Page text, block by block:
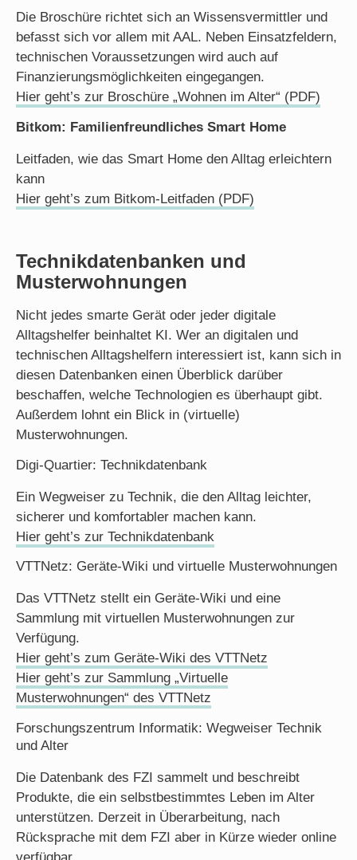
Die Broschüre richtet sich an Wissensvermittler und
befasst sich vor allem mit AAL. Neben Einsatzfeldern,
technischen Voraussetzungen wird auch auf
Finanzierungsmöglichkeiten eingegangen.
Hier geht’s zur Broschüre „Wohnen im Alter“ (PDF)
Bitkom: Familienfreundliches Smart Home
Leitfaden, wie das Smart Home den Alltag erleichtern
kann
Hier geht’s zum Bitkom-Leitfaden (PDF)
Technikdatenbanken und
Musterwohnungen
Nicht jedes smarte Gerät oder jeder digitale
Alltagshelfer beinhaltet KI. Wer an digitalen und
technischen Alltagshelfern interessiert ist, kann sich in
diesen Datenbanken einen Überblick darüber
beschaffen, welche Technologien es überhaupt gibt.
Außerdem lohnt ein Blick in (virtuelle)
Musterwohnungen.
Digi-Quartier: Technikdatenbank
Ein Wegweiser zu Technik, die den Alltag leichter,
sicherer und komfortabler machen kann.
Hier geht’s zur Technikdatenbank
VTTNetz: Geräte-Wiki und virtuelle Musterwohnungen
Das VTTNetz stellt ein Geräte-Wiki und eine
Sammlung mit virtuellen Musterwohnungen zur
Verfügung.
Hier geht’s zum Geräte-Wiki des VTTNetz
Hier geht’s zur Sammlung „Virtuelle
Musterwohnungen“ des VTTNetz
Forschungszentrum Informatik: Wegweiser Technik
und Alter
Die Datenbank des FZI sammelt und beschreibt
Produkte, die ein selbstbestimmtes Leben im Alter
unterstützen. Derzeit in Überarbeitung, nach
Rücksprache mit dem FZI aber in Kürze wieder online
verfügbar.